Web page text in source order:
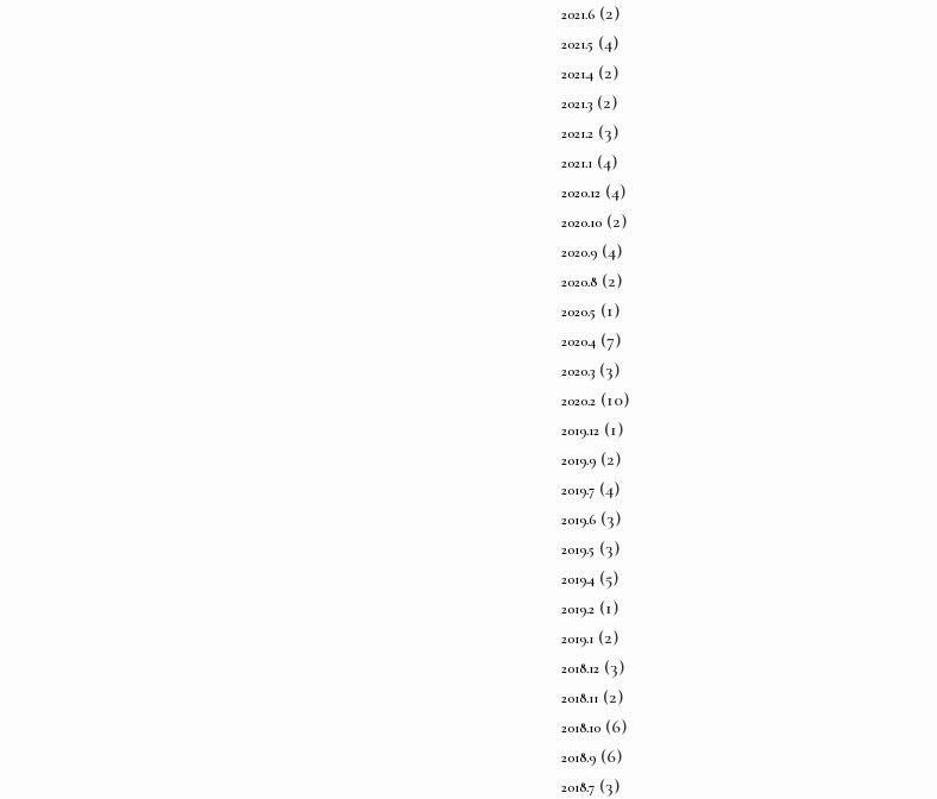
2021.6 (2)
2021.5 (4)
2021.4 (2)
2021.3 (2)
2021.2 (3)
2021.1 (4)
2020.12 (4)
2020.10 (2)
2020.9 (4)
2020.8 (2)
2020.5 (1)
2020.4 (7)
2020.3 (3)
2020.2 (10)
2019.12 (1)
2019.9 (2)
2019.7 (4)
2019.6 (3)
2019.5 (3)
2019.4 (5)
2019.2 (1)
2019.1 (2)
2018.12 (3)
2018.11 (2)
2018.10 (6)
2018.9 (6)
2018.7 (3)